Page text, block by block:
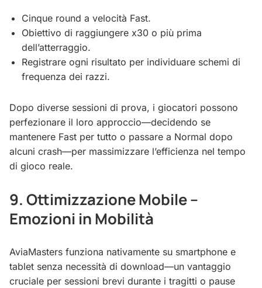
Cinque round a velocità Fast.
Obiettivo di raggiungere x30 o più prima
dell’atterraggio.
Registrare ogni risultato per individuare schemi di
frequenza dei razzi.
Dopo diverse sessioni di prova, i giocatori possono
perfezionare il loro approccio—decidendo se
mantenere Fast per tutto o passare a Normal dopo
alcuni crash—per massimizzare l’efficienza nel tempo
di gioco reale.
9. Ottimizzazione Mobile –
Emozioni in Mobilità
AviaMasters funziona nativamente su smartphone e
tablet senza necessità di download—un vantaggio
cruciale per sessioni brevi durante i tragitti o pause